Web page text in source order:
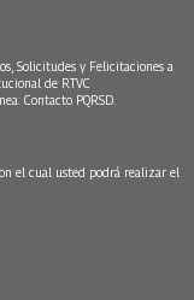
Solicitudes y Felicitaciones a
de RTVC
Contacto PQRSD.
el cual usted podrá realizar el